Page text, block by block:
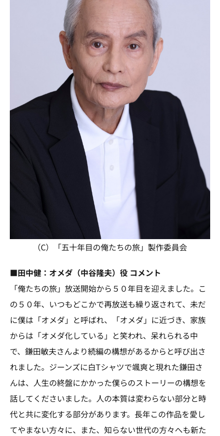
（C）「五十年目の俺たちの旅」製作委員会
■田中健：オメダ（中谷隆夫）役 コメント
「俺たちの旅」放送開始から５０年目を迎えました。こ
の５０年、いつもどこかで再放送も繰り返されて、未だ
に僕は「オメダ」と呼ばれ、「オメダ」に近づき、家族
からは「オメダ化している」と笑われ、呆れられる中
で、鎌田敏夫さんより続編の構想があるからと呼び出さ
れました。ジーンズに白Tシャツで颯爽と現れた鎌田さ
んは、人生の終盤にかかった僕らのストーリーの構想を
話してくださいました。人の本質は変わらない部分と時
代と共に変化する部分があります。長年この作品を愛し
てやまない方々に、また、知らない世代の方々へも新た